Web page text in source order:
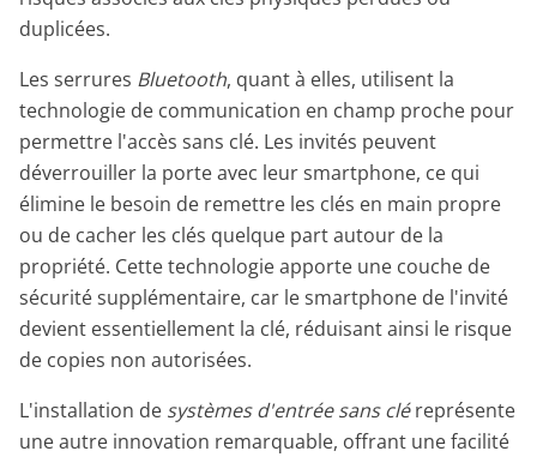
duplicées.
Les serrures Bluetooth, quant à elles, utilisent la
technologie de communication en champ proche pour
permettre l'accès sans clé. Les invités peuvent
déverrouiller la porte avec leur smartphone, ce qui
élimine le besoin de remettre les clés en main propre
ou de cacher les clés quelque part autour de la
propriété. Cette technologie apporte une couche de
sécurité supplémentaire, car le smartphone de l'invité
devient essentiellement la clé, réduisant ainsi le risque
de copies non autorisées.
L'installation de systèmes d'entrée sans cléreprésente
une autre innovation remarquable, offrant une facilité